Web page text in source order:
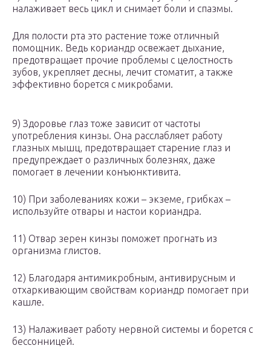
налаживает весь цикл и снимает боли и спазмы.
Для полости рта это растение тоже отличный
помощник. Ведь кориандр освежает дыхание,
предотвращает прочие проблемы с целостность
зубов, укрепляет десны, лечит стоматит, а также
эффективно борется с микробами.
9) Здоровье глаз тоже зависит от частоты
употребления кинзы. Она расслабляет работу
глазных мышц, предотвращает старение глаз и
предупреждает о различных болезнях, даже
помогает в лечении конъюнктивита.
10) При заболеваниях кожи – экземе, грибках –
используйте отвары и настои кориандра.
11) Отвар зерен кинзы поможет прогнать из
организма глистов.
12) Благодаря антимикробным, антивирусным и
отхаркивающим свойствам кориандр помогает при
кашле.
13) Налаживает работу нервной системы и борется с
бессонницей.